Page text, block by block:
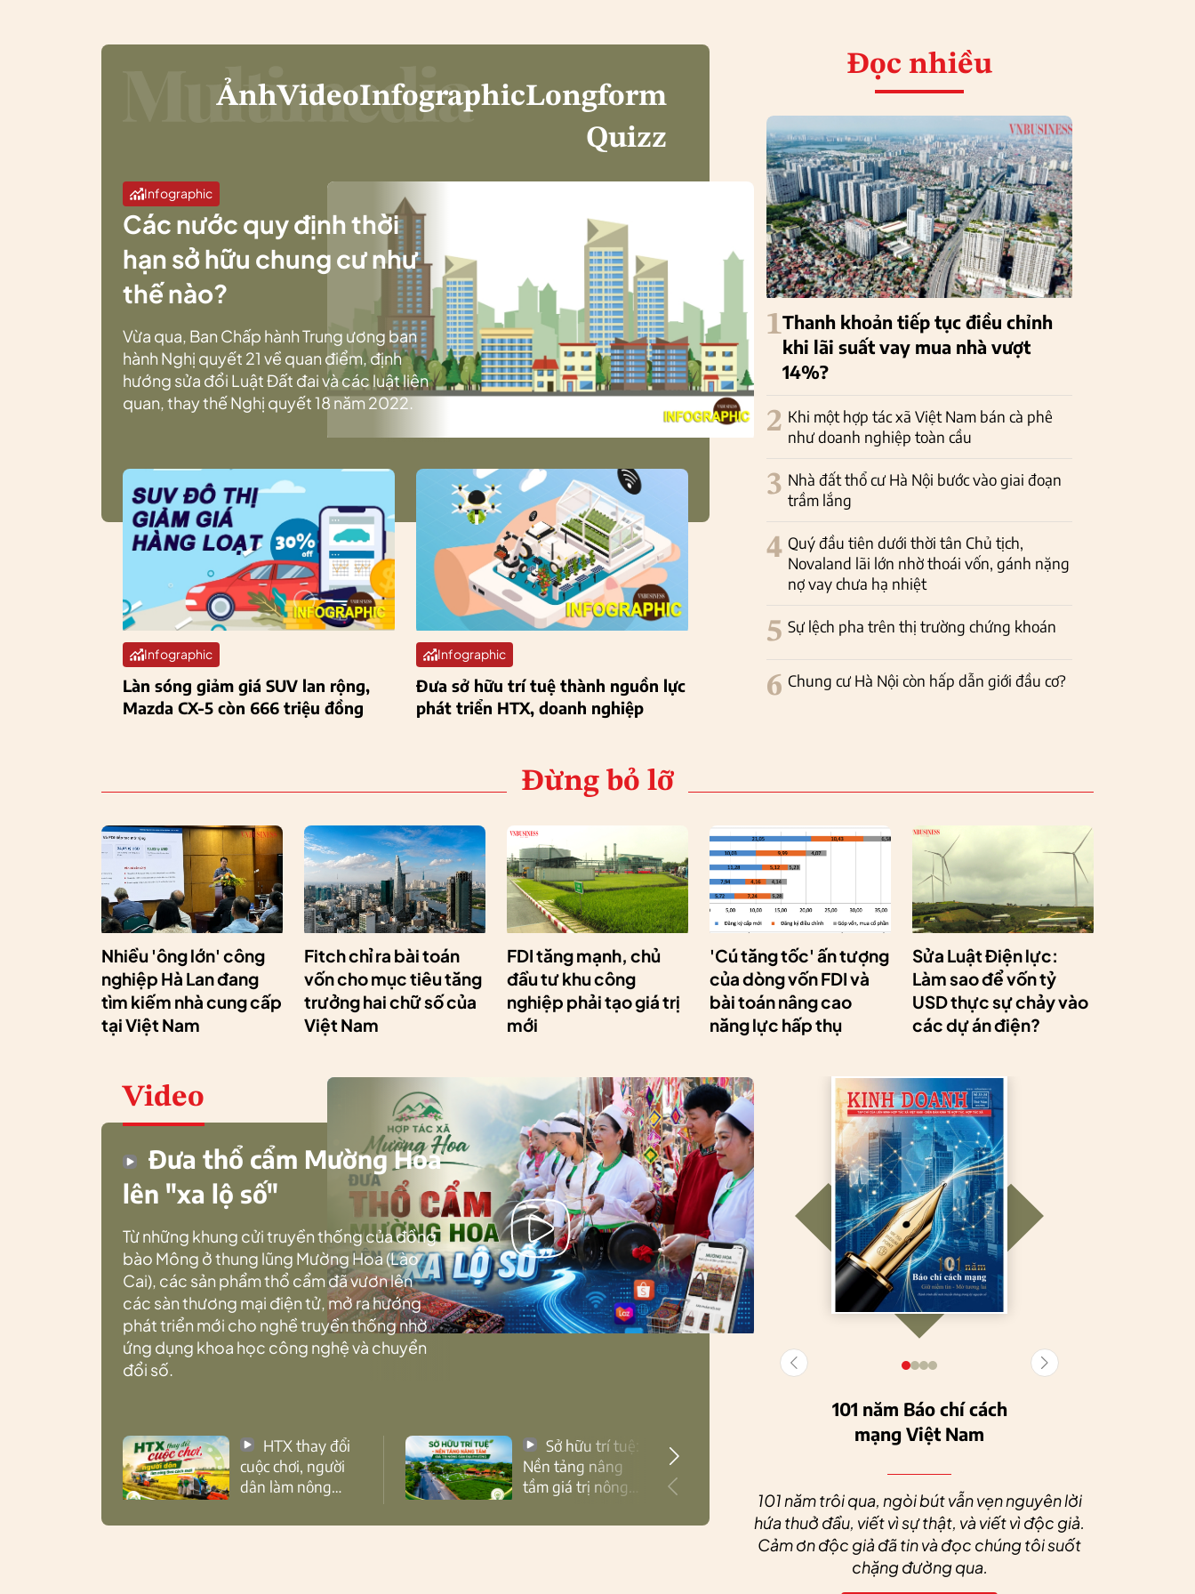
ẢnhVideoInfographicLongform
Quizz
Infographic
Các nước quy định thời
hạn sở hữu chung cư như
thế nào?
Vừa qua, Ban Chấp hành Trung ương ban
hành Nghị quyết 21 về quan điểm, định
hướng sửa đổi Luật Đất đai và các luật liên
quan, thay thế Nghị quyết 18 năm 2022.
Infographic
Làn sóng giảm giá SUV lan rộng,
Mazda CX-5 còn 666 triệu đồng
Infographic
Đưa sở hữu trí tuệ thành nguồn lực
phát triển HTX, doanh nghiệp
Đọc nhiều
1Thanh khoản tiếp tục điều chỉnh
khi lãi suất vay mua nhà vượt
14%?
2 Khi một hợp tác xã Việt Nam bán cà phê
như doanh nghiệp toàn cầu
3 Nhà đất thổ cư Hà Nội bước vào giai đoạn
trầm lắng
4 Quý đầu tiên dưới thời tân Chủ tịch,
Novaland lãi lớn nhờ thoái vốn, gánh nặng
nợ vay chưa hạ nhiệt
5 Sự lệch pha trên thị trường chứng khoán
6 Chung cư Hà Nội còn hấp dẫn giới đầu cơ?
Đừng bỏ lỡ
Nhiều 'ông lớn' công
nghiệp Hà Lan đang
tìm kiếm nhà cung cấp
tại Việt Nam
Fitch chỉ ra bài toán
vốn cho mục tiêu tăng
trưởng hai chữ số của
Việt Nam
FDI tăng mạnh, chủ
đầu tư khu công
nghiệp phải tạo giá trị
mới
'Cú tăng tốc' ấn tượng
của dòng vốn FDI và
bài toán nâng cao
năng lực hấp thụ
Sửa Luật Điện lực:
Làm sao để vốn tỷ
USD thực sự chảy vào
các dự án điện?
Video
Đưa thổ cẩm Mường Hoa
lên "xa lộ số"
Từ những khung cửi truyền thống của đồng
bào Mông ở thung lũng Mường Hoa (Lào
Cai), các sản phẩm thổ cẩm đã vươn lên
các sàn thương mại điện tử, mở ra hướng
phát triển mới cho nghề truyền thống nhờ
ứng dụng khoa học công nghệ và chuyển
đổi số.
cuộc chơi, người
dân làm nông
Nền tảng nâng
tầm giá trị nông
lực cho nông
nghiệp bền vững
101 năm Báo chí cách
mạng Việt Nam
101 năm trôi qua, ngòi bút vẫn vẹn nguyên lời
hứa thuở đầu, viết vì sự thật, và viết vì độc giả.
Cảm ơn độc giả đã tin và đọc chúng tôi suốt
chặng đường qua.